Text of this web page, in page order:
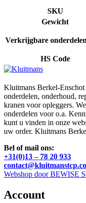
SKU
Gewicht
Verkrijgbare
HS Code
Kluitmans Berkel-
onderdelen, onderhoud,
kranen voor opleggers.
onderdelen voor o.a.
kunt u vinden in onze
uw order. Kluitmans
Bel of mail ons:
+31(0)13 – 78 20 933
Webshop door BEWISE
Account